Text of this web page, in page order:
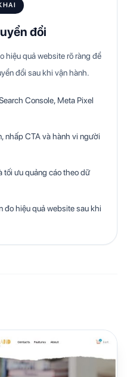
đổi
hiệu quả website rõ ràng để
đổi sau khi vận hành.
Console, Meta Pixel
nhấp CTA và hành vi người
tối ưu quảng cáo theo dữ
đo hiệu quả website sau khi